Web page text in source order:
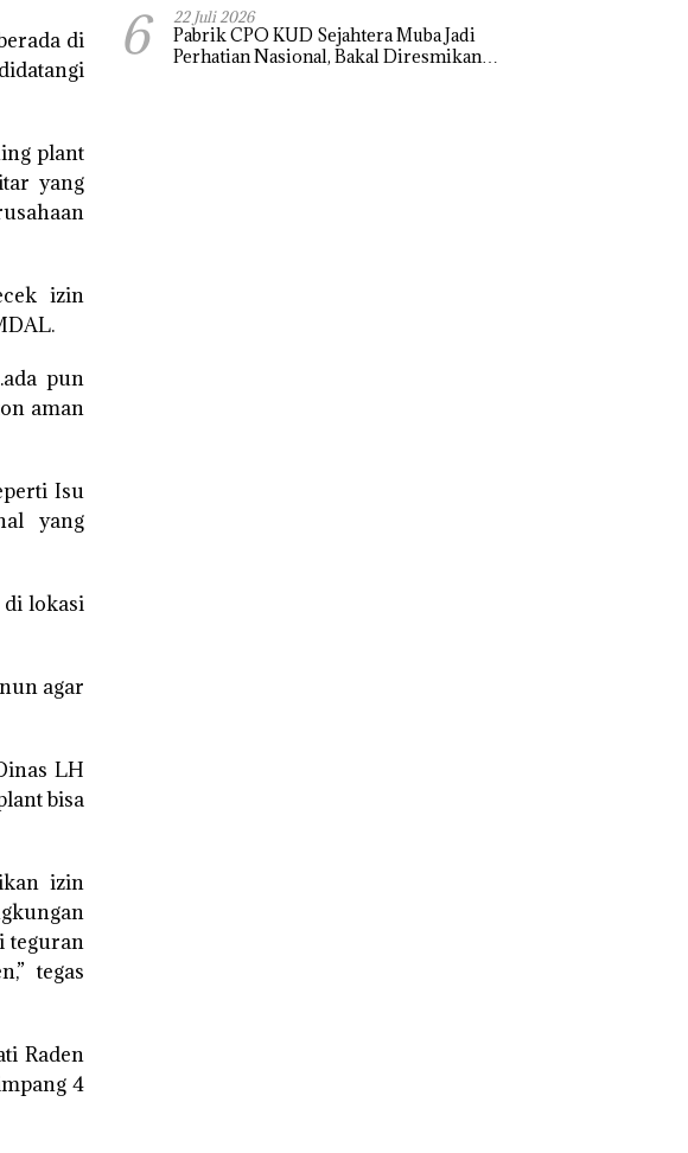
di
plant
yang
izin
pun
aman
Isu
yang
lokasi
agar
LH
bisa
izin
teguran
tegas
Raden
4
6 22 Juli 2026
Pabrik CPO KUD Sejahtera Muba Jadi
Perhatian Nasional, Bakal Diresmikan